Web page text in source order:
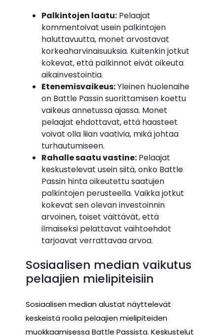
Palkintojen laatu: Pelaajat
kommentoivat usein palkintojen
haluttavuutta, monet arvostavat
korkeaharvinaisuuksia. Kuitenkin jotkut
kokevat, että palkinnot eivät oikeuta
aikainvestointia.
Etenemisvaikeus:Yleinen huolenaihe
on Battle Passin suorittamisen koettu
vaikeus annetussa ajassa. Monet
pelaajat ehdottavat, että haasteet
voivat olla liian vaativia, mikä johtaa
turhautumiseen.
Rahalle saatu vastine: Pelaajat
keskustelevat usein siitä, onko Battle
Passin hinta oikeutettu saatujen
palkintojen perusteella. Vaikka jotkut
kokevat sen olevan investoinnin
arvoinen, toiset väittävät, että
ilmaiseksi pelattavat vaihtoehdot
tarjoavat verrattavaa arvoa.
Sosiaalisen median vaikutus
pelaajien mielipiteisiin
Sosiaalisen median alustat näyttelevät
keskeistä roolia pelaajien mielipiteiden
muokkaamisessa Battle Passista. Keskustelut